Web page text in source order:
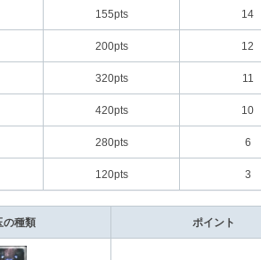
155pts 14
200pts 12
320pts 11
420pts 10
280pts 6
120pts 3
の種類 ポイント